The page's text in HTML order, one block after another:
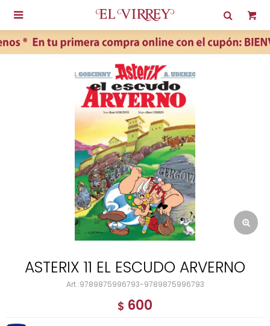

ASTERIX 11 EL ESCUDO ARVERNO
9789875996793-9789875996793
$ 600